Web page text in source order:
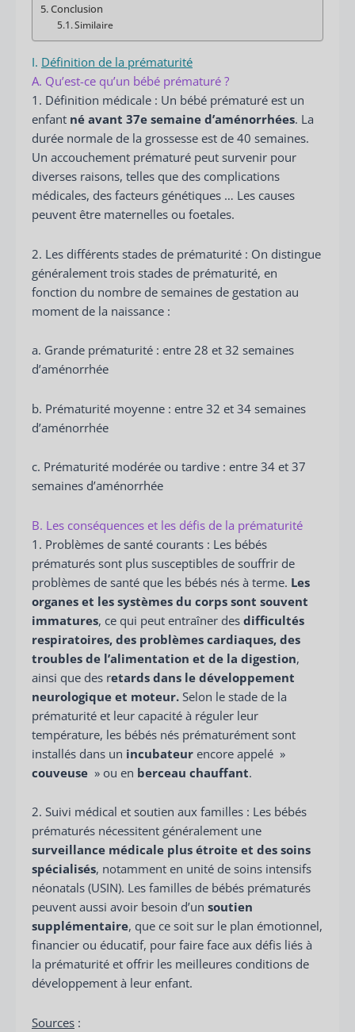
Conclusion
Similaire
I. Définition de la prématurité
A. Qu’est-ce qu’un bébé prématuré ?
1. Définition médicale : Un bébé prématuré est un
enfant né avant 37e semaine d’aménorrhées. La
durée normale de la grossesse est de 40 semaines.
Un accouchement prématuré peut survenir pour
diverses raisons, telles que des complications
médicales, des facteurs génétiques … Les causes
peuvent être maternelles ou foetales.
2. Les différents stades de prématurité : On distingue
généralement trois stades de prématurité, en
fonction du nombre de semaines de gestation au
moment de la naissance :
a. Grande prématurité : entre 28 et 32 semaines
d’aménorrhée
b. Prématurité moyenne : entre 32 et 34 semaines
d’aménorrhée
c. Prématurité modérée ou tardive : entre 34 et 37
semaines d’aménorrhée
B. Les conséquences et les défis de la prématurité
1. Problèmes de santé courants : Les bébés
prématurés sont plus susceptibles de souffrir de
problèmes de santé que les bébés nés à terme. Les
organes et les systèmes du corps sont souvent
immatures, ce qui peut entraîner des difficultés
respiratoires, des problèmes cardiaques, des
troubles de l’alimentation et de la digestion,
ainsi que des retards dans le développement
neurologique et moteur. Selon le stade de la
prématurité et leur capacité à réguler leur
température, les bébés nés prématurément sont
installés dans un incubateur encore appelé »
couveuse » ou en berceau chauffant.
2. Suivi médical et soutien aux familles : Les bébés
prématurés nécessitent généralement une
surveillance médicale plus étroite et des soins
spécialisés, notamment en unité de soins intensifs
néonatals (USIN). Les familles de bébés prématurés
peuvent aussi avoir besoin d’un soutien
supplémentaire, que ce soit sur le plan émotionnel,
financier ou éducatif, pour faire face aux défis liés à
la prématurité et offrir les meilleures conditions de
développement à leur enfant.
Sources :